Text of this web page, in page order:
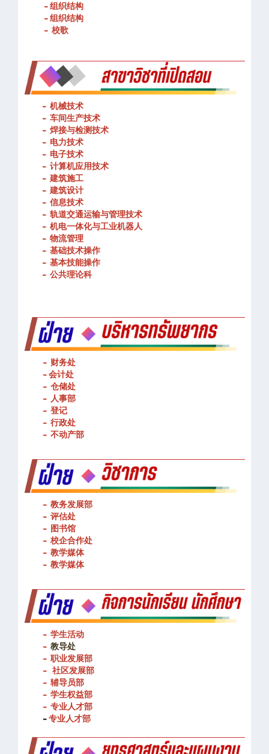
- 春武里技术学院的宗旨和理念
- 组织结构
- 组织结构
- 机械技术
- 车间生产技术
- 焊接与检测技术
- 电力技术
- 电子技术
-计算机应用技术
-建筑施工
- 建筑设计
- 信息技术
- 轨道交通运输与管理技术
- 机电一体化与工业机器人
- 物流管理
- 基础技术操作
- 基本技能操作
- 财务处
- 会计处
- 仓储处
- 人事部
- 登记
- 行政处
- 教务发展部
- 评估处
- 图书馆
- 校企合作处
- 教学媒体
- 学生活动
- 教导处
- 职业发展部
-社区发展部
- 辅导员部
- 学生权益部
- 专业人才部
-专业人才部